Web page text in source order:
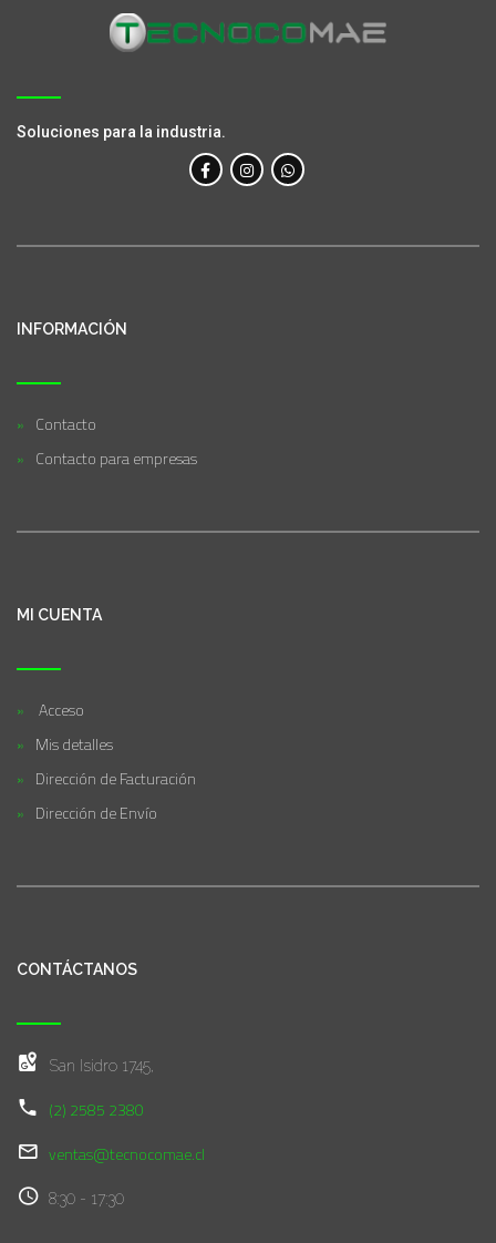
Soluciones para la industria.
INFORMACIÓN
Contacto
Contacto para empresas
MI CUENTA
Acceso
Mis detalles
Dirección de Facturación
Dirección de Envío
CONTÁCTANOS
San Isidro 1745,
(2) 2585 2380
ventas@tecnocomae.cl
8:30 - 17:30